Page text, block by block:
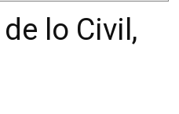
lo Civil,